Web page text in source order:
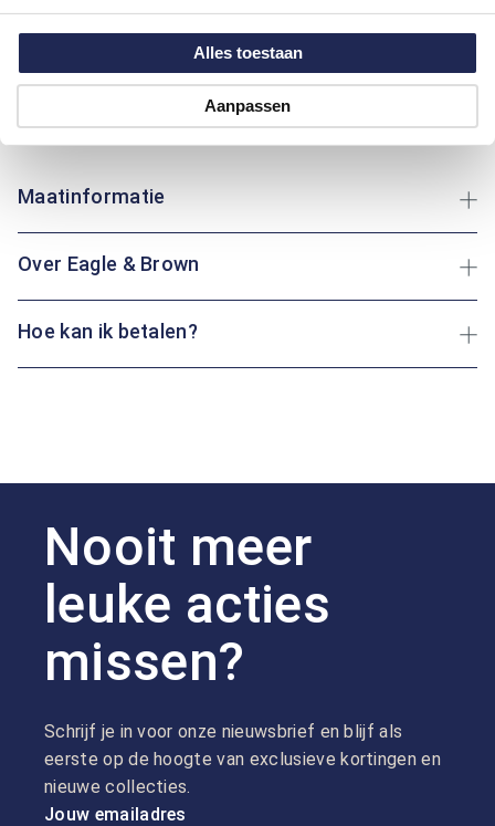
Alles toestaan
Aanpassen
met een regular fit pasvorm. Gemaakt van polyester, is deze
jas licht en duurzaam, ideaal voor koude dagen. De jas heeft
een praktische capuchon en ritszakken voor extra gemak.
Polyester zorgt voor een aangename warmtebehoud en is
onderhoudsvriendelijk. Of je nu buiten wandelt of binnen
Maatinformatie
Over Eagle & Brown
Hoe kan ik betalen?
Nooit meer
leuke acties
missen?
Schrijf je in voor onze nieuwsbrief en blijf als
eerste op de hoogte van exclusieve kortingen en
nieuwe collecties.
Jouw emailadres